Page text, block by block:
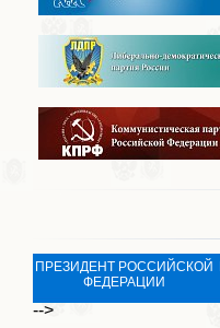
ПРЕЗИДЕНТ РОССИЙСКОЙ
ФЕДЕРАЦИИ
-->